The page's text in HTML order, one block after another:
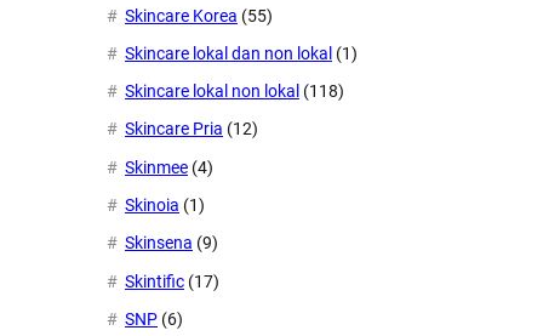
Skincare Korea (55)
Skincare lokal dan non lokal (1)
Skincare lokal non lokal (118)
Skincare Pria (12)
Skinmee (4)
Skinoia (1)
Skinsena (9)
Skintific (17)
SNP (6)